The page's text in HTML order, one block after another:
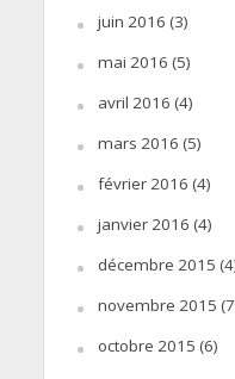
juin 2016 (3)
mai 2016 (5)
avril 2016 (4)
mars 2016 (5)
février 2016 (4)
janvier 2016 (4)
décembre 2015
novembre 2015
octobre 2015 (6)